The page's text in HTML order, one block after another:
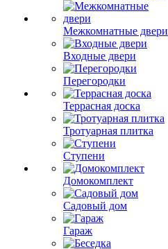
Межкомнатные двери
Входные двери
Перегородки
Террасная доска
Тротуарная плитка
Ступени
Домокомплект
Садовый дом
Гараж